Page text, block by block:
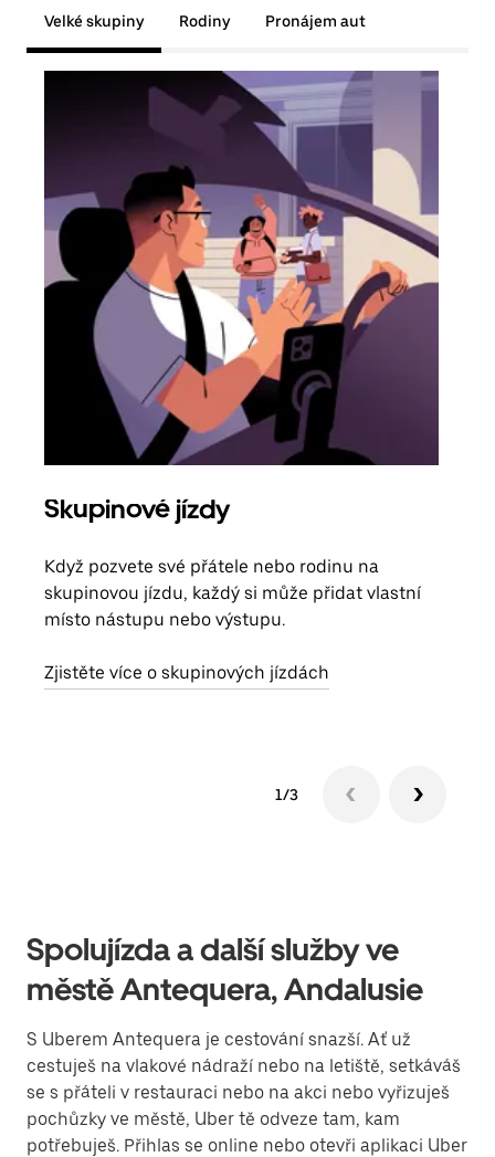
Velké skupiny Rodiny Pronájem aut
Skupinové jízdy
Když pozvete své přátele nebo rodinu na
skupinovou jízdu, každý si může přidat vlastní
místo nástupu nebo výstupu.
Zjistěte více o skupinových jízdách
1/3
Spolujízda a další služby ve
městě Antequera, Andalusie
S Uberem Antequera je cestování snazší. Ať už
cestuješ na vlakové nádraží nebo na letiště, setkáváš
se s přáteli v restauraci nebo na akci nebo vyřizuješ
pochůzky ve městě, Uber tě odveze tam, kam
potřebuješ. Přihlas se online nebo otevři aplikaci Uber